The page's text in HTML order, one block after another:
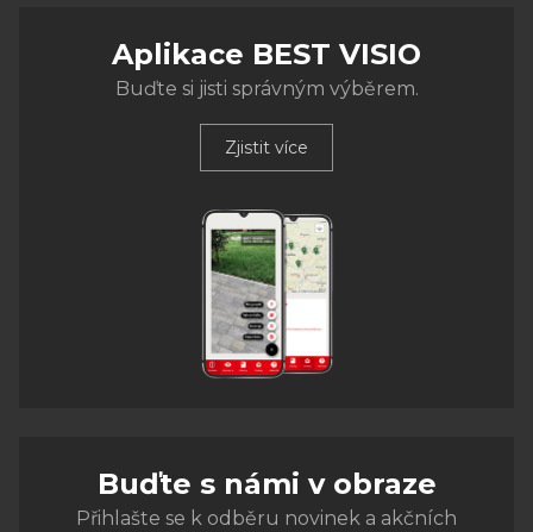
Aplikace BEST VISIO
Buďte si jisti správným výběrem.
Zjistit více
Buďte s námi v obraze
Přihlašte se k odběru novinek a akčních